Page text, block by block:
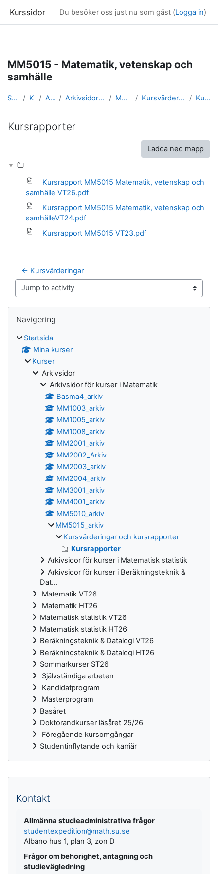
Kurssidor Du besöker oss just nu som gäst (Logga in)
MM5015 - Matematik, vetenskap och
samhälle
Startsida Kurser Arkivsidor Arkivsidor för kurser i Matematik MM5015_arkiv Kursvärderingar och kursrapporter Kursrapporter
Kursrapporter
Ladda ned mapp
Kursrapport MM5015 Matematik, vetenskap och
samhälle VT26.pdf
Kursrapport MM5015 Matematik, vetenskap och
samhälleVT24.pdf
Kursrapport MM5015 VT23.pdf
← Kursvärderingar
Jump to activity
Block
Navigering
Startsida
Mina kurser
Kurser
Arkivsidor
Arkivsidor för kurser i Matematik
Basma4_arkiv
MM1003_arkiv
MM1005_arkiv
MM1008_arkiv
MM2001_arkiv
MM2002_Arkiv
MM2003_arkiv
MM2004_arkiv
MM3001_arkiv
MM4001_arkiv
MM5010_arkiv
MM5015_arkiv
Kursvärderingar och kursrapporter
Kursrapporter
Arkivsidor för kurser i Matematisk statistik
Arkivsidor för kurser i Beräkningsteknik &
Dat...
Matematik VT26
Matematik HT26
Matematisk statistik VT26
Matematisk statistik HT26
Beräkningsteknik & Datalogi VT26
Beräkningsteknik & Datalogi HT26
Sommarkurser ST26
Självständiga arbeten
Kandidatprogram
Masterprogram
Basåret
Doktorandkurser läsåret 25/26
Föregående kursomgångar
Studentinflytande och karriär
Kompletterande block
Kontakt
Allmänna studieadministrativa frågor
studentexpedition@math.su.se
Albano hus 1, plan 3, zon D
Frågor om behörighet, antagning och
studievägledning